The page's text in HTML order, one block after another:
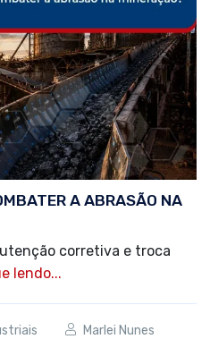
A ABRASÃO NA
corretiva e troca
lendo...
Marlei Nunes